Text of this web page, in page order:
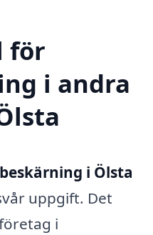
för
i andra
i Ölsta
uppgift. Det
i